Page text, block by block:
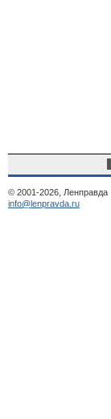
© 2001-2026, Ленправда
info@lenpravda.ru